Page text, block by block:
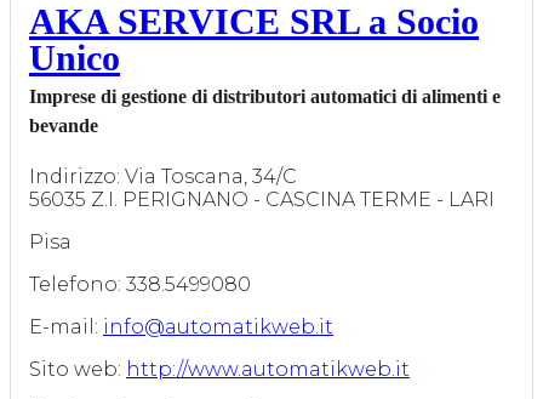
AKA SERVICE SRL a Socio
Unico
Imprese di gestione di distributori automatici di alimenti e
bevande
Indirizzo: Via Toscana, 34/C
56035 Z.I. PERIGNANO - CASCINA TERME - LARI
Pisa
Telefono: 338.5499080
E-mail: info@automatikweb.it
Sito web: http://www.automatikweb.it